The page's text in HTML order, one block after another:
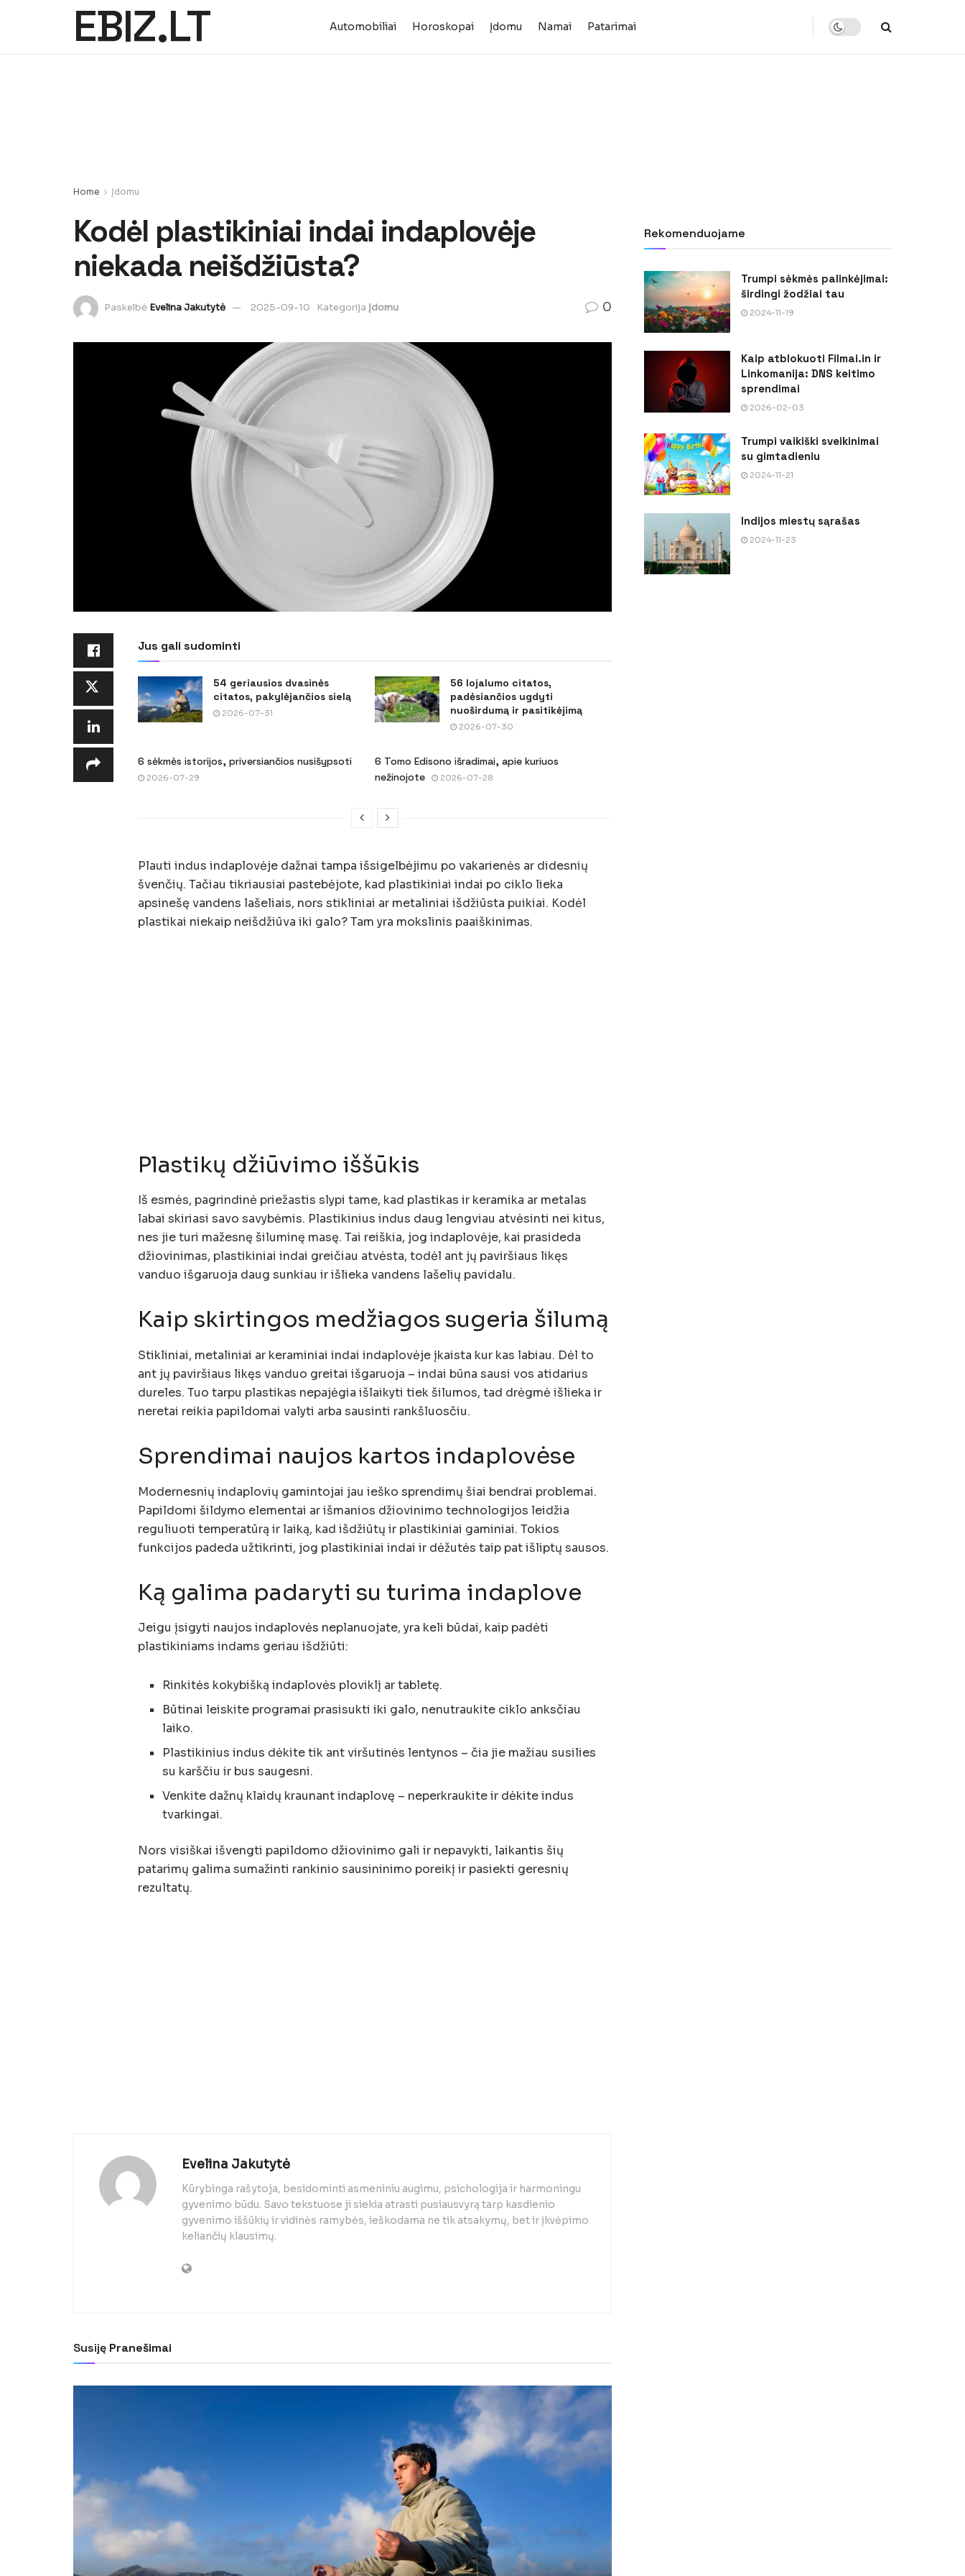
EBIZ.LT Automobiliai Horoskopai Įdomu Namai Patarimai
Home Įdomu
Kodėl plastikiniai indai indaplovėje
niekada neišdžiūsta?
Paskelbė Evelina Jakutytė 2025-09-10 Kategorija Įdomu 0
Jus gali sudominti
54 geriausios dvasinės
citatos, pakylėjančios sielą
2026-07-31
56 lojalumo citatos,
padėsiančios ugdyti
nuoširdumą ir pasitikėjimą
2026-07-30
6 sėkmės istorijos, priversiančios nusišypsoti
2026-07-29
6 Tomo Edisono išradimai, apie kuriuos
nežinojote
2026-07-28
Plauti indus indaplovėje dažnai tampa išsigelbėjimu po vakarienės ar didesnių
švenčių. Tačiau tikriausiai pastebėjote, kad plastikiniai indai po ciklo lieka
apsinešę vandens lašeliais, nors stikliniai ar metaliniai išdžiūsta puikiai. Kodėl
plastikai niekaip neišdžiūva iki galo? Tam yra mokslinis paaiškinimas.
Plastikų džiūvimo iššūkis
Iš esmės, pagrindinė priežastis slypi tame, kad plastikas ir keramika ar metalas
labai skiriasi savo savybėmis. Plastikinius indus daug lengviau atvėsinti nei kitus,
nes jie turi mažesnę šiluminę masę. Tai reiškia, jog indaplovėje, kai prasideda
džiovinimas, plastikiniai indai greičiau atvėsta, todėl ant jų paviršiaus likęs
vanduo išgaruoja daug sunkiau ir išlieka vandens lašelių pavidalu.
Kaip skirtingos medžiagos sugeria šilumą
Stikliniai, metaliniai ar keraminiai indai indaplovėje įkaista kur kas labiau. Dėl to
ant jų paviršiaus likęs vanduo greitai išgaruoja – indai būna sausi vos atidarius
dureles. Tuo tarpu plastikas nepajėgia išlaikyti tiek šilumos, tad drėgmė išlieka ir
neretai reikia papildomai valyti arba sausinti rankšluosčiu.
Sprendimai naujos kartos indaplovėse
Modernesnių indaplovių gamintojai jau ieško sprendimų šiai bendrai problemai.
Papildomi šildymo elementai ar išmanios džiovinimo technologijos leidžia
reguliuoti temperatūrą ir laiką, kad išdžiūtų ir plastikiniai gaminiai. Tokios
funkcijos padeda užtikrinti, jog plastikiniai indai ir dėžutės taip pat išliptų sausos.
Ką galima padaryti su turima indaplove
Jeigu įsigyti naujos indaplovės neplanuojate, yra keli būdai, kaip padėti
plastikiniams indams geriau išdžiūti:
Rinkitės kokybišką indaplovės ploviklį ar tabletę.
Būtinai leiskite programai prasisukti iki galo, nenutraukite ciklo anksčiau
laiko.
Plastikinius indus dėkite tik ant viršutinės lentynos – čia jie mažiau susilies
su karščiu ir bus saugesni.
Venkite dažnų klaidų kraunant indaplovę – neperkraukite ir dėkite indus
tvarkingai.
Nors visiškai išvengti papildomo džiovinimo gali ir nepavykti, laikantis šių
patarimų galima sumažinti rankinio sausininimo poreikį ir pasiekti geresnių
rezultatų.
Evelina Jakutytė
Kūrybinga rašytoja, besidominti asmeniniu augimu, psichologija ir harmoningu
gyvenimo būdu. Savo tekstuose ji siekia atrasti pusiausvyrą tarp kasdienio
gyvenimo iššūkių ir vidinės ramybės, ieškodama ne tik atsakymų, bet ir įkvėpimo
keliančių klausimų.
Susiję Pranešimai
Rekomenduojame
Trumpi sėkmės palinkėjimai:
širdingi žodžiai tau
2024-11-19
Kaip atblokuoti Filmai.in ir
Linkomanija: DNS keitimo
sprendimai
2026-02-03
Trumpi vaikiški sveikinimai
su gimtadieniu
2024-11-21
Indijos miestų sąrašas
2024-11-23